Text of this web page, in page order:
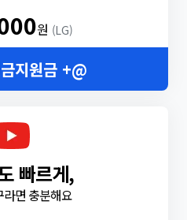
원 (LG)
지원금 +@
빠르게,
라면 충분해요